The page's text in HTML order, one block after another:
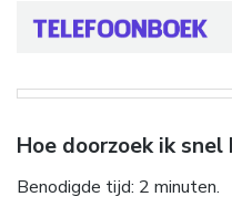
Hoe doorzoek ik
Benodigde tijd: 2 minuten.